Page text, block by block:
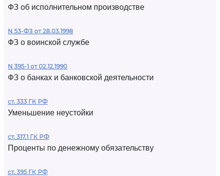
ФЗ об исполнительном производстве
N 53-ФЗ от 28.03.1998
ФЗ о воинской службе
N 395-1 от 02.12.1990
ФЗ о банках и банковской деятельности
ст. 333 ГК РФ
Уменьшение неустойки
ст. 317.1 ГК РФ
Проценты по денежному обязательству
ст. 395 ГК РФ